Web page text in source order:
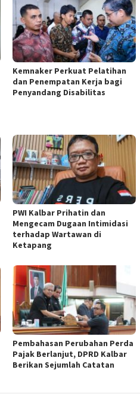
Kemnaker Perkuat Pelatihan
dan Penempatan Kerja bagi
Penyandang Disabilitas
PWI Kalbar Prihatin dan
Mengecam Dugaan Intimidasi
terhadap Wartawan di
Ketapang
Pembahasan Perubahan Perda
Pajak Berlanjut, DPRD Kalbar
Berikan Sejumlah Catatan